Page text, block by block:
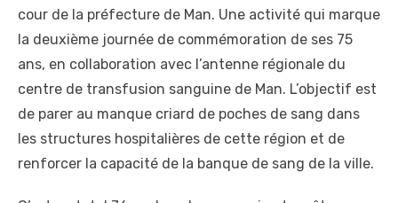
cour de la préfecture de Man. Une activité qui marque
la deuxième journée de commémoration de ses 75
ans, en collaboration avec l’antenne régionale du
centre de transfusion sanguine de Man. L’objectif est
de parer au manque criard de poches de sang dans
les structures hospitalières de cette région et de
renforcer la capacité de la banque de sang de la ville.